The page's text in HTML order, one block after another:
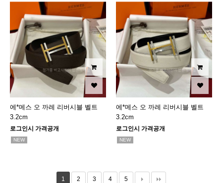
에*메스 오 까레 리버시블 벨트
3.2cm
로그인시 가격공개
NEW
에*메스 오 까레 리버시블 벨트
3.2cm
로그인시 가격공개
NEW
1 2 3 4 5